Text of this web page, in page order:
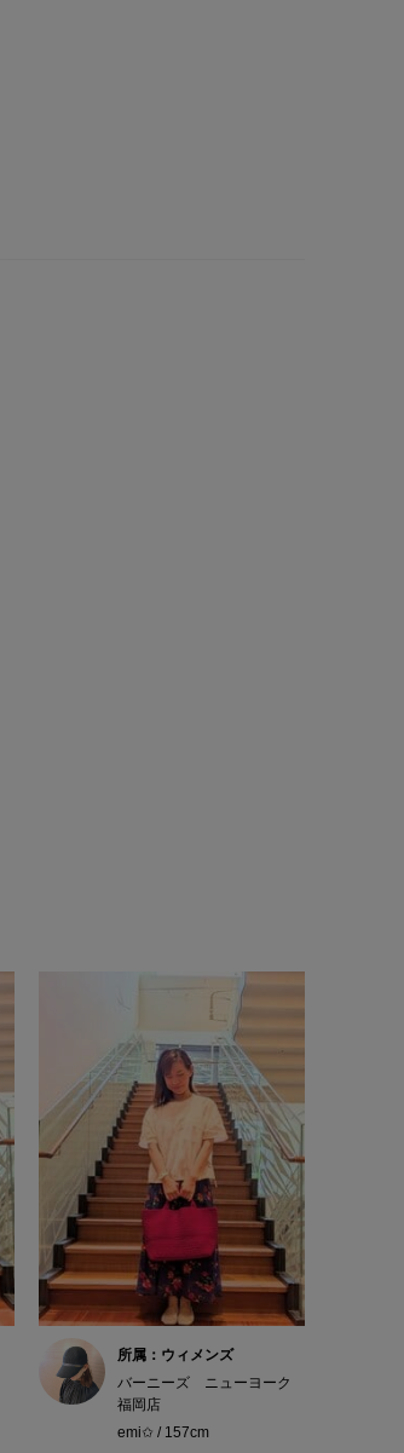
所属：ウィメンズ
バーニーズ ニューヨーク
福岡店
emi✩ / 157cm